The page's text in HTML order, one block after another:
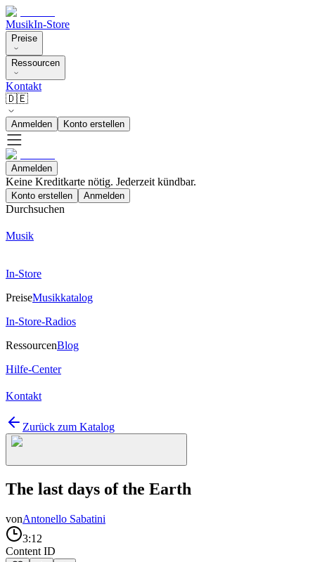
MusikIn-Store
Preise
Ressourcen
Kontakt
🇩🇪
Anmelden Konto erstellen
Anmelden
Keine Kreditkarte nötig. Jederzeit kündbar.
Konto erstellen Anmelden
Durchsuchen
Musik
In-Store
PreiseMusikkatalog
In-Store-Radios
RessourcenBlog
Hilfe-Center
Kontakt
Zurück zum Katalog
The last days of the Earth
vonAntonello Sabatini
3:12
Content ID